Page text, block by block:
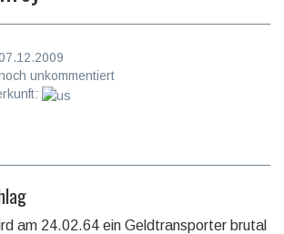
unkommentiert
am 24.02.64 ein Geldtransporter brutal